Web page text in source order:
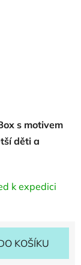
s motivem
děti a
k expedici
KOŠÍKU